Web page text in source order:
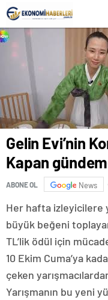
Gelin Evi’nin
Kapan
ABONE OL News
Her hafta izleyicilere
büyük beğeni
TL’lik ödül için
10 Ekim Cuma’ya
çeken
Yarışmanın bu yeni